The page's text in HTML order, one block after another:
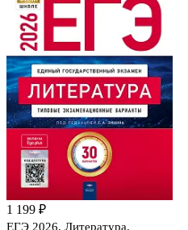
1 199 ₽
ЕГЭ 2026. Литература.